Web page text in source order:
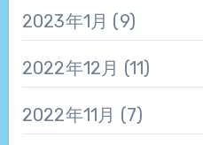
2023年1月 (9)
2022年12月 (11)
2022年11月 (7)